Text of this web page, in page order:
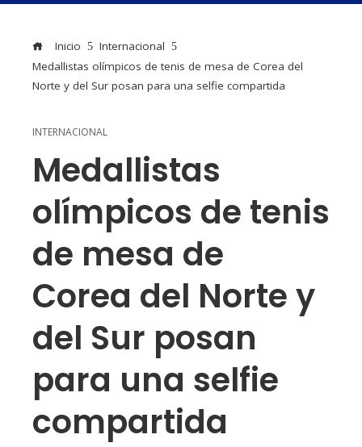
Inicio
Internacional
Medallistas olímpicos de tenis de mesa de Corea del
Norte y del Sur posan para una selfie compartida
INTERNACIONAL
Medallistas
olímpicos de tenis
de mesa de
Corea del Norte y
del Sur posan
para una selfie
compartida